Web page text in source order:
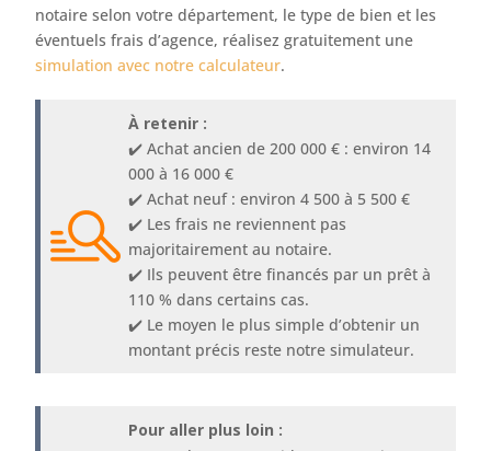
notaire selon votre département, le type de bien et les
éventuels frais d’agence, réalisez gratuitement une
simulation avec notre calculateur.
À retenir :
✔️ Achat ancien de 200 000 € : environ 14
000 à 16 000 €
✔️ Achat neuf : environ 4 500 à 5 500 €
✔️ Les frais ne reviennent pas
majoritairement au notaire.
✔️ Ils peuvent être financés par un prêt à
110 % dans certains cas.
✔️ Le moyen le plus simple d’obtenir un
montant précis reste notre simulateur.
Pour aller plus loin :